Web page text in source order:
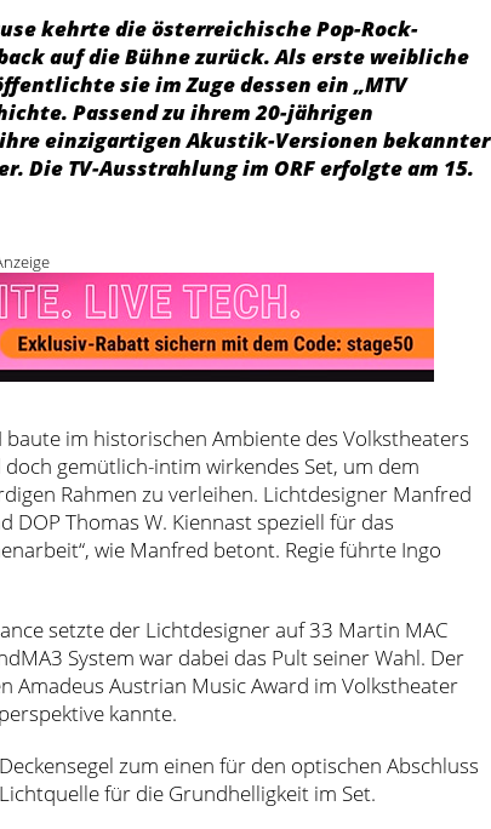
kehrte die österreichische Pop-Rock-
auf die Bühne zurück. Als erste weibliche
sie im Zuge dessen ein „MTV
Passend zu ihrem 20-jährigen
einzigartigen Akustik-Versionen bekannter
Die TV-Ausstrahlung im ORF erfolgte am 15.
im historischen Ambiente des Volkstheaters
gemütlich-intim wirkendes Set, um dem
Rahmen zu verleihen. Lichtdesigner Manfred
Thomas W. Kiennast speziell für das
wie Manfred betont. Regie führte Ingo
setzte der Lichtdesigner auf 33 Martin MAC
System war dabei das Pult seiner Wahl. Der
Amadeus Austrian Music Award im Volkstheater
kannte.
zum einen für den optischen Abschluss
für die Grundhelligkeit im Set.